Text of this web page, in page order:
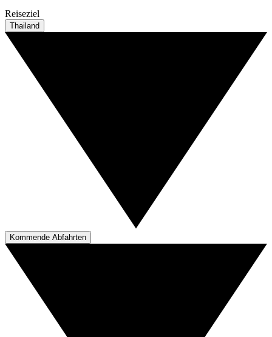
Reiseziel
Thailand
Kommende Abfahrten